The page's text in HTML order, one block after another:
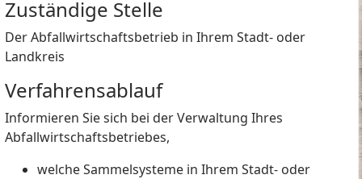
Zuständige Stelle
Der Abfallwirtschaftsbetrieb in Ihrem Stadt- oder
Landkreis
Verfahrensablauf
Informieren Sie sich bei der Verwaltung Ihres
Abfallwirtschaftsbetriebes,
welche Sammelsysteme in Ihrem Stadt- oder